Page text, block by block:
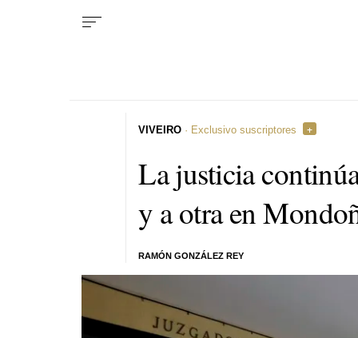
La justicia
y a otra en
RAMÓN GONZÁLEZ REY
VIVEIRO · Exclusivo suscriptores